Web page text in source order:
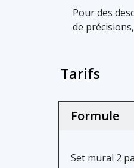
Pour des
de
Tarifs
Formule
Set mural 2